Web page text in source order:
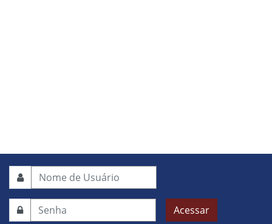
Acessar